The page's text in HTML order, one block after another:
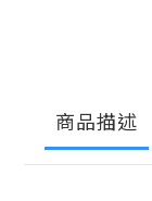
商品描述